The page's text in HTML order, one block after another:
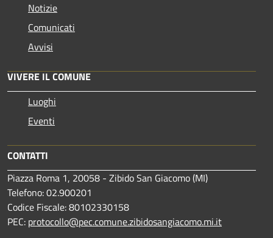
Notizie
Comunicati
Avvisi
VIVERE IL COMUNE
Luoghi
Eventi
CONTATTI
Piazza Roma 1, 20058 - Zibido San Giacomo (MI)
Telefono: 02.900201
Codice Fiscale: 80102330158
PEC: protocollo@pec.comune.zibidosangiacomo.mi.it